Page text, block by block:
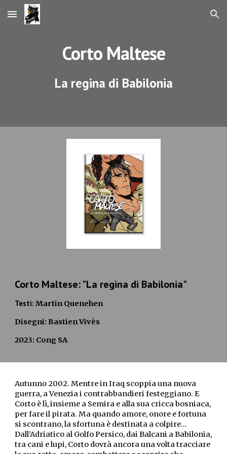
Skip to main content Skip to navigation
Corto Maltese
La regina di Babilonia
Corto Maltese: "La regina di Babilonia"
Testi:Martin Quenehen
Disegni: Bastien Vivès
2023: Cong SA
Autunno 2002. Mentre in Iraq scoppia una nuova
guerra, a Venezia i contrabbandieri festeggiano. E
Corto è lì, insieme a Semira e alla sua cricca bosniaca,
per fare il pirata. Ma quando amore, onore e fortuna
si scontrano, la sfortuna è destinata a colpire…
Dall’Adriatico al Golfo Persico, dai Balcani a Babilonia,
tra cani e lupi, Corto dovrà ancora una volta tracciare